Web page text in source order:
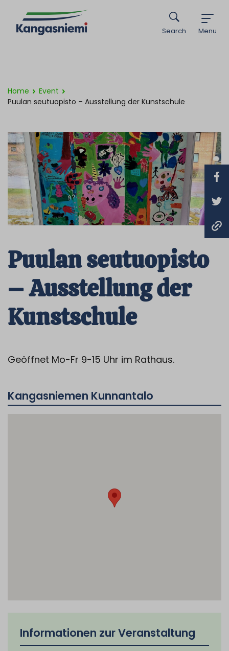
Menu
Search
Home
Event
Puulan seutuopisto – Ausstellung der Kunstschule
Puulan seutuopisto
– Ausstellung der
Kunstschule
Geöffnet Mo-Fr 9-15 Uhr im Rathaus.
Kangasniemen Kunnantalo
Informationen zur Veranstaltung